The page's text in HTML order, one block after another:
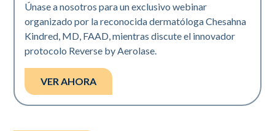
Únase a nosotros para un exclusivo webinar
organizado por la reconocida dermatóloga Chesahna
Kindred, MD, FAAD, mientras discute el innovador
protocolo Reverse by Aerolase.
VER AHORA